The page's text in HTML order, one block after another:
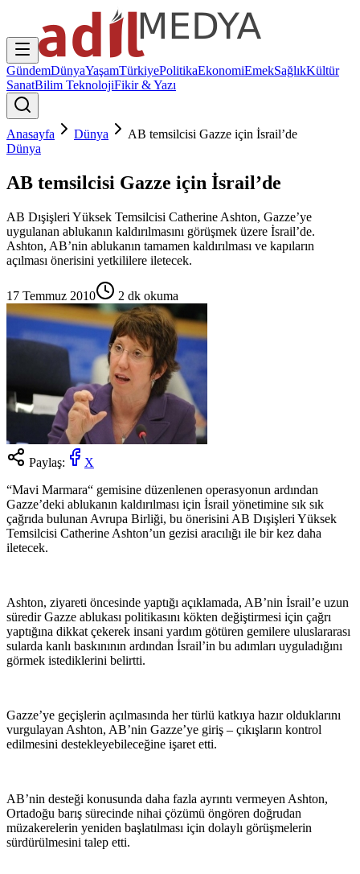
GündemDünyaYaşamTürkiyePolitikaEkonomiEmekSağlıkKültür
SanatBilim TeknolojiFikir & Yazı
Anasayfa Dünya
AB temsilcisi Gazze için İsrail’de
Dünya
AB temsilcisi Gazze için İsrail’de
AB Dışişleri Yüksek Temsilcisi Catherine Ashton, Gazze’ye
uygulanan ablukanın kaldırılmasını görüşmek üzere İsrail’de.
Ashton, AB’nin ablukanın tamamen kaldırılması ve kapıların
açılması önerisini yetkililere iletecek.
17 Temmuz 2010 2 dk okuma
Paylaş:
X
“Mavi Marmara“ gemisine düzenlenen operasyonun ardından
Gazze’deki ablukanın kaldırılması için İsrail yönetimine sık sık
çağrıda bulunan Avrupa Birliği, bu önerisini AB Dışişleri Yüksek
Temsilcisi Catherine Ashton’un gezisi aracılığı ile bir kez daha
iletecek.
Ashton, ziyareti öncesinde yaptığı açıklamada, AB’nin İsrail’e uzun
süredir Gazze ablukası politikasını kökten değiştirmesi için çağrı
yaptığına dikkat çekerek insani yardım götüren gemilere uluslararası
sularda kanlı baskınının ardından İsrail’in bu adımları uyguladığını
görmek istediklerini belirtti.
Gazze’ye geçişlerin açılmasında her türlü katkıya hazır olduklarını
vurgulayan Ashton, AB’nin Gazze’ye giriş – çıkışların kontrol
edilmesini destekleyebileceğine işaret etti.
AB’nin desteği konusunda daha fazla ayrıntı vermeyen Ashton,
Ortadoğu barış sürecinde nihai çözümü öngören doğrudan
müzakerelerin yeniden başlatılması için dolaylı görüşmelerin
sürdürülmesini talep etti.